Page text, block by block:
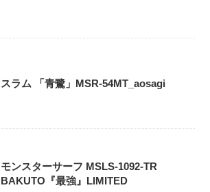
スラム 「青鷺」MSR-54MT_aosagi
モンスターサーフ MSLS-1092-TR
BAKUTO『最強』LIMITED